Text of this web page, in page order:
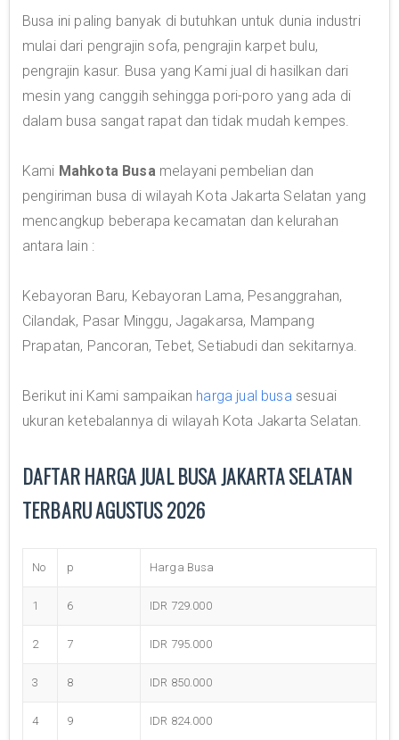
Busa ini paling banyak di butuhkan untuk dunia industri
mulai dari pengrajin sofa, pengrajin karpet bulu,
pengrajin kasur. Busa yang Kami jual di hasilkan dari
mesin yang canggih sehingga pori-poro yang ada di
dalam busa sangat rapat dan tidak mudah kempes.
Kami Mahkota Busamelayani pembelian dan
pengiriman busa di wilayah Kota Jakarta Selatan yang
mencangkup beberapa kecamatan dan kelurahan
antara lain :
Kebayoran Baru, Kebayoran Lama, Pesanggrahan,
Cilandak, Pasar Minggu, Jagakarsa, Mampang
Prapatan, Pancoran, Tebet, Setiabudi dan sekitarnya.
Berikut ini Kami sampaikan harga jual busasesuai
ukuran ketebalannya di wilayah Kota Jakarta Selatan.
DAFTAR HARGA JUAL BUSA JAKARTA SELATAN
TERBARU AGUSTUS 2026
No p Harga Busa
1 6 IDR 729.000
2 7 IDR 795.000
3 8 IDR 850.000
4 9 IDR 824.000